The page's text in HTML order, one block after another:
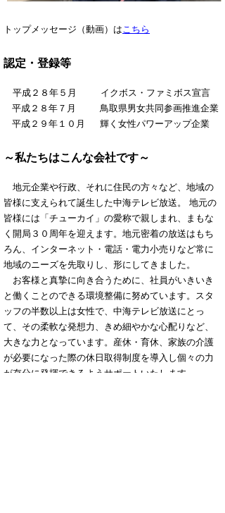
トップメッセージ（動画）はこちら
認定・登録等
平成２８年５月 イクボス・ファミボス宣言
平成２８年７月 鳥取県男女共同参画推進企業
平成２９年１０月 輝く女性パワーアップ企業
～私たちはこんな会社です～
地元企業や行政、それに住民の方々など、地域の
皆様に支えられて誕生した中海テレビ放送。 地元の
皆様には「チューカイ」の愛称で親しまれ、まもな
く開局３０周年を迎えます。地元密着の放送はもち
ろん、インターネット・電話・電力小売りなど常に
地域のニーズを先取りし、形にしてきました。
お客様と真摯に向き合うために、社員がいきいき
と働くことのできる環境整備に努めています。スタ
ッフの半数以上は女性で、中海テレビ放送にとっ
て、その柔軟な発想力、きめ細やかな心配りなど、
大きな力となっています。産休・育休、家族の介護
が必要になった際の休日取得制度を導入し個々の力
が存分に発揮できるようサポートいたします。